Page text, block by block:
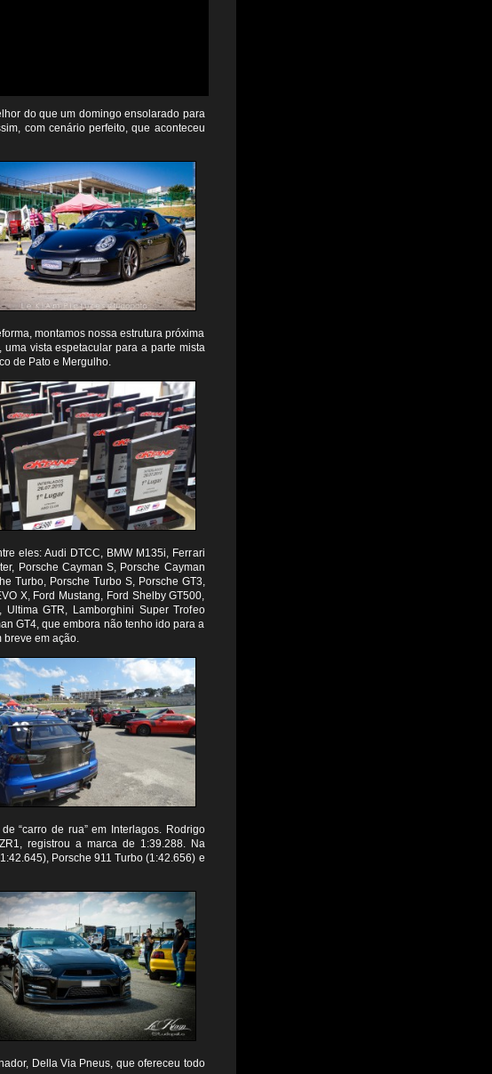
do que um domingo ensolarado para
com cenário perfeito, que aconteceu
montamos nossa estrutura próxima
vista espetacular para a parte mista
de Pato e Mergulho.
eles: Audi DTCC, BMW M135i, Ferrari
Porsche Cayman S, Porsche Cayman
Turbo, Porsche Turbo S, Porsche GT3,
X, Ford Mustang, Ford Shelby GT500,
Ultima GTR, Lamborghini Super Trofeo
GT4, que embora não tenho ido para a
breve em ação.
“carro de rua” em Interlagos. Rodrigo
registrou a marca de 1:39.288. Na
Porsche 911 Turbo (1:42.656) e
Della Via Pneus, que ofereceu todo